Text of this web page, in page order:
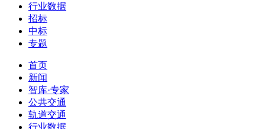
行业数据
招标
中标
专题
首页
新闻
智库·专家
公共交通
轨道交通
行业数据